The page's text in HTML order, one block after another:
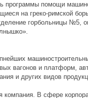
помощи
на греко-римской
горбольницы
вагонов и платформ,
и других видов
В сфере